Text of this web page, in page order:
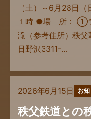
（土）～6月28日
１時 ●場 所： ①
滝（参考住所）秩
日野沢3311-…
2026年6月15日 お
秩父鉄道との